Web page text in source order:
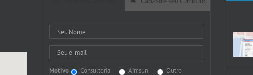
Motivo Consultoria Aimsun Outro